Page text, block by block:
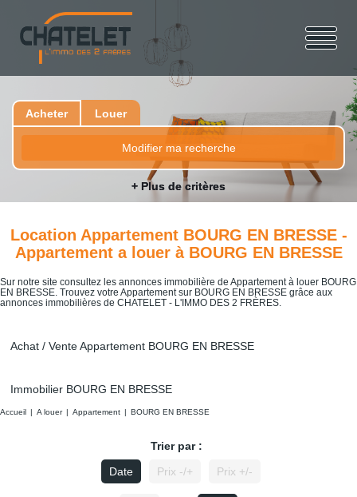
Acheter Louer
Modifier ma recherche
+ Plus de critères
Location Appartement BOURG EN BRESSE -
Appartement a louer à BOURG EN BRESSE
Sur notre site consultez les annonces immobilière de Appartement à louer BOURG
EN BRESSE. Trouvez votre Appartement sur BOURG EN BRESSE grâce aux
annonces immobilières de CHATELET - L'IMMO DES 2 FRÈRES.
Achat / Vente Appartement BOURG EN BRESSE
Immobilier BOURG EN BRESSE
Accueil A louer Appartement BOURG EN BRESSE
Trier par :
Date
Prix -/+ Prix +/-